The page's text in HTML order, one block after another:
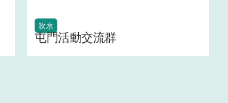
吹水
屯門活動交流群